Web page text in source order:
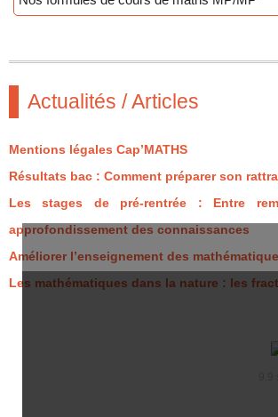
Actualités / Articles
Mentions légales Cap’MATHS
Résultats bac : Comment préparer son
Les stages de pré-rentrée : Entre
approfondissement des connaissances
Améliorer l’enseignement des
Les mathématiques dans la nature : les